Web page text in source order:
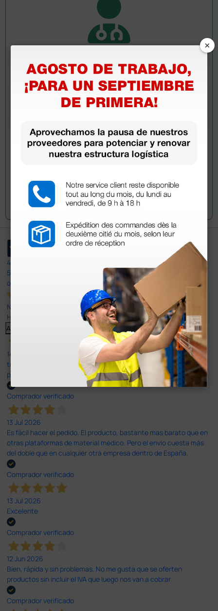
Pregúntale a un colega
¿Todavía tienes alguna duda? ¿Necesitas más
información?
Envía ahora mismo tu pregunta a los colegas que ya
Envía tu pregunta
4,4
597
opiniones
Nuestras reseñas de 4 y 5 estrellas.
Haga clic aquí para leerlos todos >
Anterior
14 Jul 2026
todo correcto. podria señalar que un poco caro los portes y el
plazo de entrega se alarga.
Comprador verificado
13 Jul 2026
Es fácil hacer el pedido. El producto, bastante mas barato que en
otras plataformas de material médico. Pero el envío cuesta más
del doble que en cualquier otra empresa dentro de España.
Comprador verificado
13 Jul 2026
Excelente
Comprador verificado
12 Jun 2026
Bien, rápida y sin problemas. No me gusta que se oferten
productos sin incluir el IVA que luego nos van a cobrar.
Comprador verificado
×